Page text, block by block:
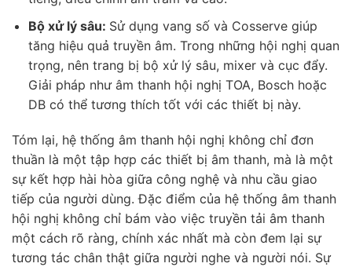
Bộ xử lý sâu: Sử dụng vang số và Cosserve giúp
tăng hiệu quả truyền âm. Trong những hội nghị quan
trọng, nên trang bị bộ xử lý sâu, mixer và cục đẩy.
Giải pháp như âm thanh hội nghị TOA, Bosch hoặc
DB có thể tương thích tốt với các thiết bị này.
Tóm lại, hệ thống âm thanh hội nghị không chỉ đơn
thuần là một tập hợp các thiết bị âm thanh, mà là một
sự kết hợp hài hòa giữa công nghệ và nhu cầu giao
tiếp của người dùng. Đặc điểm của hệ thống âm thanh
hội nghị không chỉ bám vào việc truyền tải âm thanh
một cách rõ ràng, chính xác nhất mà còn đem lại sự
tương tác chân thật giữa người nghe và người nói. Sự